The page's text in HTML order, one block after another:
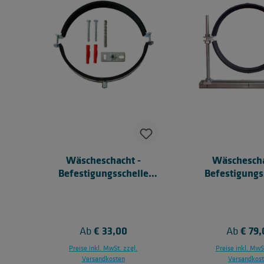
Wäscheschacht -
Befestigungsschelle
Regulärer Preis:
Ab€ 33,00
Preise inkl. MwSt. zzgl.
Versandkosten
Ab€
Preise inkl.